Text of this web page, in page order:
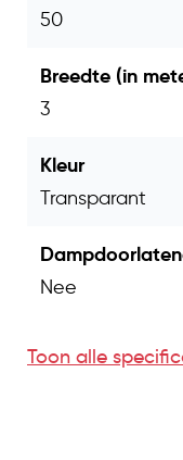
Verkoopeenheid
Bestel
Met de
afdekfolie voor
materialen en
50
Breedte (in
3
Kleur
Transparant
Nee
Toon alle